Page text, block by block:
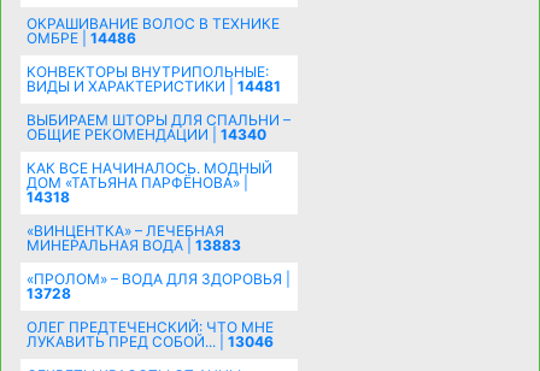
ОКРАШИВАНИЕ ВОЛОС В ТЕХНИКЕ
ОМБРЕ | 14486
КОНВЕКТОРЫ ВНУТРИПОЛЬНЫЕ:
ВИДЫ И ХАРАКТЕРИСТИКИ | 14481
ВЫБИРАЕМ ШТОРЫ ДЛЯ СПАЛЬНИ –
ОБЩИЕ РЕКОМЕНДАЦИИ | 14340
КАК ВСЕ НАЧИНАЛОСЬ. МОДНЫЙ
ДОМ «ТАТЬЯНА ПАРФЁНОВА» |
14318
«ВИНЦЕНТКА» – ЛЕЧЕБНАЯ
МИНЕРАЛЬНАЯ ВОДА | 13883
«ПРОЛОМ» – ВОДА ДЛЯ ЗДОРОВЬЯ |
13728
ОЛЕГ ПРЕДТЕЧЕНСКИЙ: ЧТО МНЕ
ЛУКАВИТЬ ПРЕД СОБОЙ... | 13046